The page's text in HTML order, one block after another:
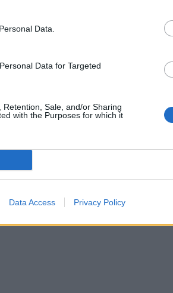
Data.
Data for Targeted
Sale, and/or Sharing
with the Purposes for which it
Data Access Privacy Policy